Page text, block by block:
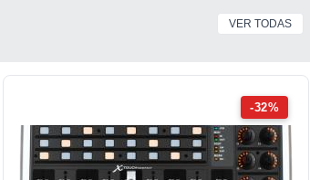
VER TODAS
-32%